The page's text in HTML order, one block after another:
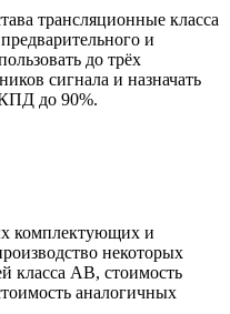
трансляционные класса
и
до трёх
сигнала и назначать
до 90%.
комплектующих и
некоторых
класса АВ, стоимость
аналогичных